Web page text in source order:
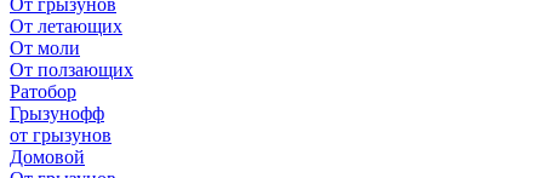
От грызунов
От летающих
От моли
От ползающих
Ратобор
Грызунофф
от грызунов
Домовой